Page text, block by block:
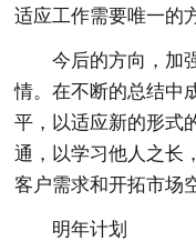
适应工作需要唯一的
今后的方向，加
情。在不断的总结中
平，以适应新的形式
通，以学习他人之长
客户需求和开拓市场
明年计划